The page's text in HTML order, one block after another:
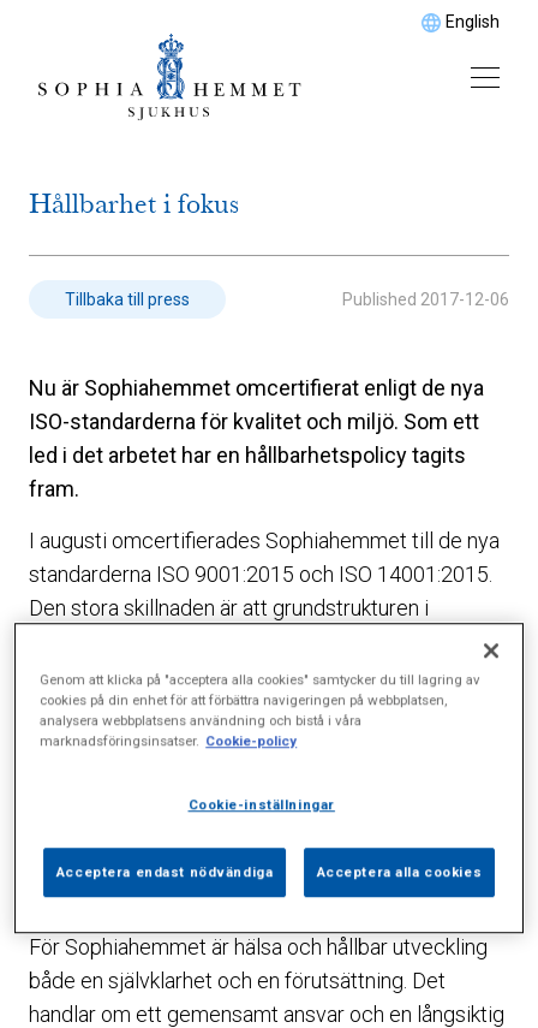
English
Hållbarhet i fokus
Tillbaka till press Published 2017-12-06
Nu är Sophiahemmet omcertifierat enligt de nya
ISO-standarderna för kvalitet och miljö. Som ett
led i det arbetet har en hållbarhetspolicy tagits
fram.
I augusti omcertifierades Sophiahemmet till de nya
standarderna ISO 9001:2015 och ISO 14001:2015.
Den stora skillnaden är att grundstrukturen i
kvalitet och miljö.
– Tidigare arbetade vi i två separata
miljö och kvalitet på ett helt annat sätt än tidigare,
kvalitetsutvecklare.
För Sophiahemmet är hälsa och hållbar utveckling
både en självklarhet och en förutsättning. Det
handlar om ett gemensamt ansvar och en långsiktig
Genom att klicka på "acceptera alla cookies" samtycker du till lagring av
cookies på din enhet för att förbättra navigeringen på webbplatsen,
analysera webbplatsens användning och bistå i våra
marknadsföringsinsatser. Cookie-policy
Cookie-inställningar
Acceptera endast nödvändiga Acceptera alla cookies